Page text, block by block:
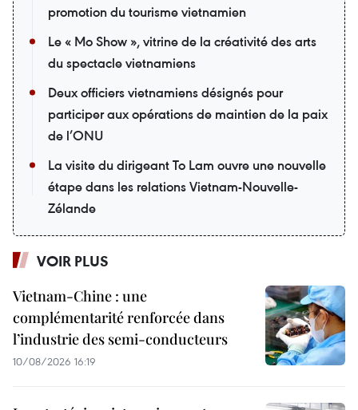
promotion du tourisme vietnamien
Le « Mo Show », vitrine de la créativité des arts
du spectacle vietnamiens
Deux officiers vietnamiens désignés pour
participer aux opérations de maintien de la paix
de l’ONU
La visite du dirigeant To Lam ouvre une nouvelle
étape dans les relations Vietnam-Nouvelle-
Zélande
VOIR PLUS
Vietnam-Chine : une
complémentarité renforcée dans
l’industrie des semi-conducteurs
10/08/2026 16:19